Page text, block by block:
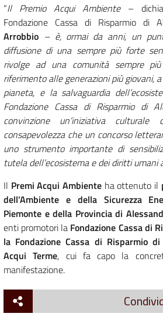
“Il Premio Acqui Ambiente–
Fondazione Cassa di Risparmio di
Arrobbio – è, ormai da anni, un
diffusione di una sempre più forte
rivolge ad una comunità sempre
riferimento alle generazioni più giovani,
pianeta, e la salvaguardia
Fondazione Cassa di Risparmio di
convinzione un’iniziativa
consapevolezza che un concorso
uno strumento importante di
tutela dell’ecosistema e dei diritti umani
Il Premi Acqui Ambiente ha ottenuto il
dell’Ambiente e della Sicurezza
Piemonte e della Provincia di
enti promotori la Fondazione Cassa di
la Fondazione Cassa di Risparmio
Acqui Terme, cui fa capo la
manifestazione.